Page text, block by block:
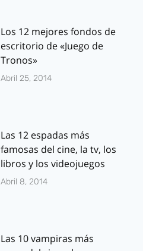
Los 12 mejores fondos de
escritorio de «Juego de
Tronos»
Abril 25, 2014
Las 12 espadas más
famosas del cine, la tv, los
libros y los videojuegos
Abril 8, 2014
Las 10 vampiras más